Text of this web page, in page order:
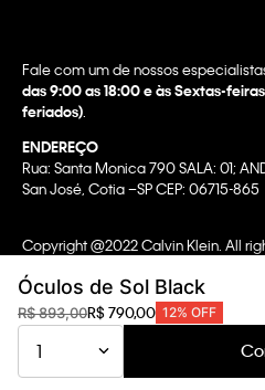
Óculos de Sol Black
R$893,00R$790,00 12% OFF
1
Fale com um de nossos
das 9:00 as 18:00 e às Sextas-
feriados)
ENDEREÇO
Rua: Santa Monica 790 SALA: 01;
San José, Cotia –SP CEP: 06715-865
Copyright @2022 Calvin Klein. All
CNPJ 07.296.319/0058-90
CA Transparency In Supply Chain
Privacy Policy | Terms & Conditions